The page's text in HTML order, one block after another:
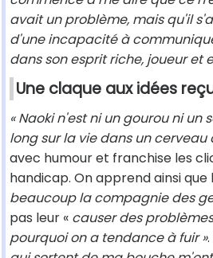
avait un problème, mais qu'il
d'une incapacité à
dans son esprit riche, joueur et
Une claque aux idées
« Naoki n'est ni un gourou ni un
long sur la vie dans un cerveau
avec humour et franchise les
handicap. On apprend ainsi que
beaucoup la compagnie des
pas leur « causer des
pourquoi on a tendance à fuir ».